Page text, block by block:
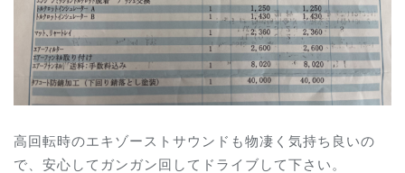
高回転時のエキゾーストサウンドも物凄く気持ち良いの
で、安心してガンガン回してドライブして下さい。